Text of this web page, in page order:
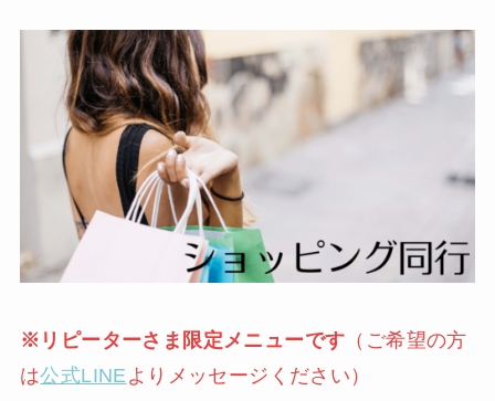
※リピーターさま限定メニューです （ご希望の方
は公式LINEよりメッセージください）